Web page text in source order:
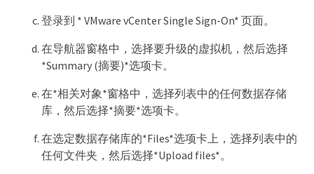
登录到 * VMware vCenter Single Sign-On* 页面。
在导航器窗格中，选择要升级的虚拟机，然后选择
*Summary (摘要)*选项卡。
在*相关对象*窗格中，选择列表中的任何数据存储
库，然后选择*摘要*选项卡。
在选定数据存储库的*Files*选项卡上，选择列表中的
任何文件夹，然后选择*Upload files*。